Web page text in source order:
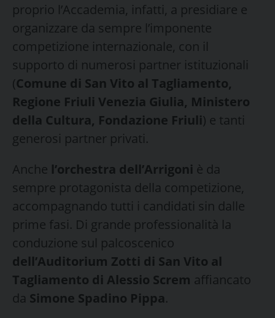
proprio l’Accademia, infatti, a presidiare e
organizzare da sempre l’imponente
competizione internazionale, con il
supporto di numerosi partner istituzionali
(Comune di San Vito al Tagliamento,
Regione Friuli Venezia Giulia, Ministero
della Cultura, Fondazione Friuli) e tanti
generosi partner privati.
Anche l’orchestra dell’Arrigoni è da
sempre protagonista della competizione,
accompagnando tutti i candidati sin dalle
prime fasi. Di grande professionalità la
conduzione sul palcoscenico
dell’Auditorium Zotti di San Vito al
Tagliamento di Alessio Screm affiancato
da Simone Spadino Pippa.